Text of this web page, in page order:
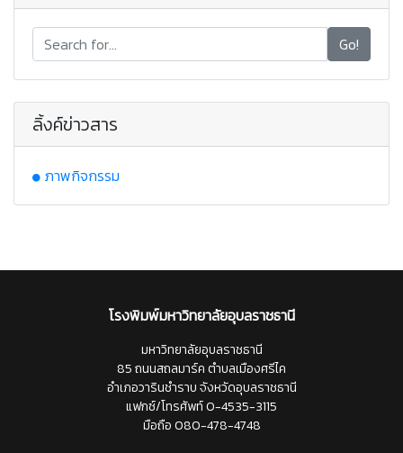
Go!
ลิ้งค์ข่าวสาร
ภาพกิจกรรม
โรงพิมพ์มหาวิทยาลัยอุบลราชธานี
มหาวิทยาลัยอุบลราชธานี
85 ถนนสถลมาร์ค ตำบลเมืองศรีไค
อำเภอวารินชำราบ จังหวัดอุบลราชธานี
แฟกซ์/โทรศัพท์ 0-4535-3115
มือถือ 080-478-4748